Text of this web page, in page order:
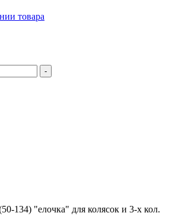
товара
-
134) "елочка" для колясок и 3-х кол.